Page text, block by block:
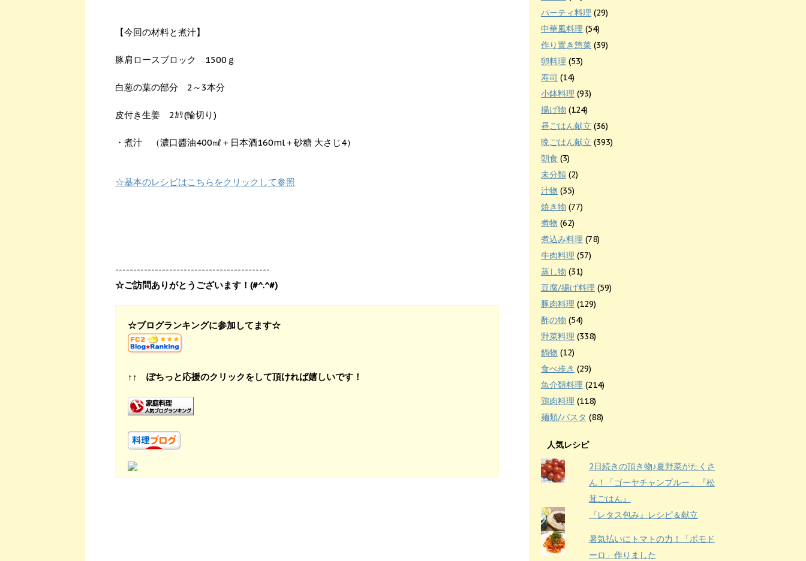
【今回の材料と煮汁】
豚肩ロースブロック 1500ｇ
白葱の葉の部分 2～3本分
皮付き生姜 2ｶｹ(輪切り)
・煮汁 （濃口醬油400㎖＋日本酒160ml＋砂糖 大さじ4）
☆基本のレシピはこちらをクリックして参照
-------------------------------------------
☆ご訪問ありがとうございます！(#^.^#)
☆ブログランキングに参加してます☆
↑↑ ぽちっと応援のクリックをして頂ければ嬉しいです！
パーティ料理 (29)
中華風料理 (54)
作り置き惣菜 (39)
卵料理 (53)
寿司 (14)
小鉢料理 (93)
揚げ物 (124)
昼ごはん献立 (36)
晩ごはん献立 (393)
朝食 (3)
未分類 (2)
汁物 (35)
焼き物 (77)
煮物 (62)
煮込み料理 (78)
牛肉料理 (57)
蒸し物 (31)
豆腐/揚げ料理 (59)
豚肉料理 (129)
酢の物 (54)
野菜料理 (338)
鍋物 (12)
食べ歩き (29)
魚介類料理 (214)
鶏肉料理 (118)
麺類/パスタ (88)
人気レシピ
2日続きの頂き物♪夏野菜がたくさ
ん！「ゴーヤチャンプルー」『松
茸ごはん』
『レタス包み』レシピ＆献立
暑気払いにトマトの力！「ポモド
ーロ」作りました